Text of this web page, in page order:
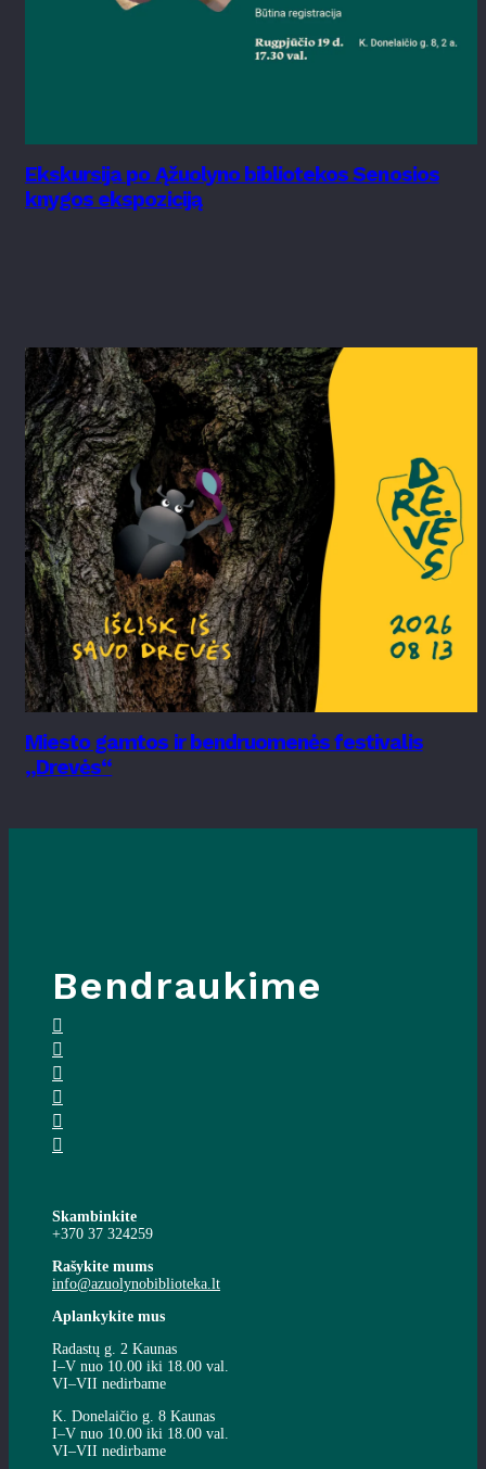
Ekskursija po Ąžuolyno bibliotekos Senosios
knygos ekspoziciją
Miesto gamtos ir bendruomenės festivalis
„Drevės“
Bendraukime
Skambinkite
+370 37 324259
Rašykite mums
info@azuolynobiblioteka.lt
Aplankykite mus
Radastų g. 2 Kaunas
I–V nuo 10.00 iki 18.00 val.
VI–VII nedirbame
K. Donelaičio g. 8 Kaunas
I–V nuo 10.00 iki 18.00 val.
VI–VII nedirbame